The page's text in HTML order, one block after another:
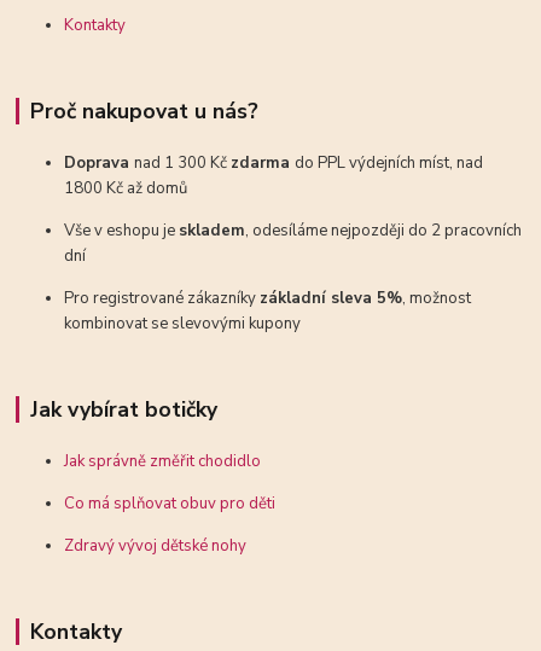
Kontakty
Proč nakupovat u nás?
Dopravanad 1 300 Kč zdarma do PPL výdejních míst, nad
1800 Kč až domů
Vše v eshopu je skladem, odesíláme nejpozději do 2 pracovních
dní
Pro registrované zákazníky základní sleva 5%, možnost
kombinovat se slevovými kupony
Jak vybírat botičky
Jak správně změřit chodidlo
Co má splňovat obuv pro děti
Zdravý vývoj dětské nohy
Kontakty